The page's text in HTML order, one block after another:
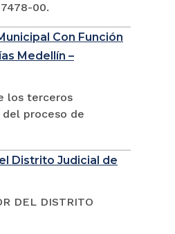
00.
Con Función
Medellín –
los terceros
proceso de
Distrito Judicial de
DEL DISTRITO